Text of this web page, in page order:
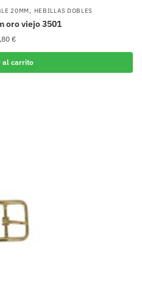
20MM, HEBILLAS DOBLES
oro viejo 3501
€
al carrito